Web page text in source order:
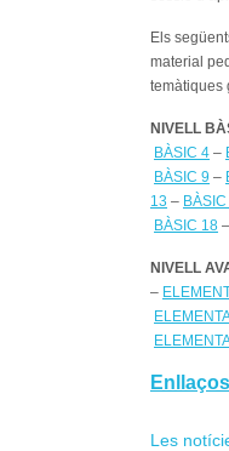
Els
material
temàtiques
NIVELL
BÀSIC 4 –
BÀSIC 9 –
13 –
BÀSIC 18 –
NIVELL
–
Les